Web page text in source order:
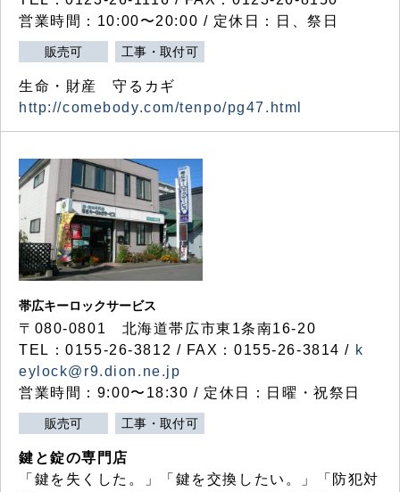
営業時間：10:00〜20:00 / 定休日：日、祭日
販売可 工事・取付可
生命・財産 守るカギ
http://comebody.com/tenpo/pg47.html
帯広キーロックサービス
〒080-0801 北海道帯広市東1条南16-20
TEL：0155-26-3812 / FAX：0155-26-3814 / k
eylock@r9.dion.ne.jp
営業時間：9:00〜18:30 / 定休日：日曜・祝祭日
販売可 工事・取付可
鍵と錠の専門店
「鍵を失くした。」「鍵を交換したい。」「防犯対